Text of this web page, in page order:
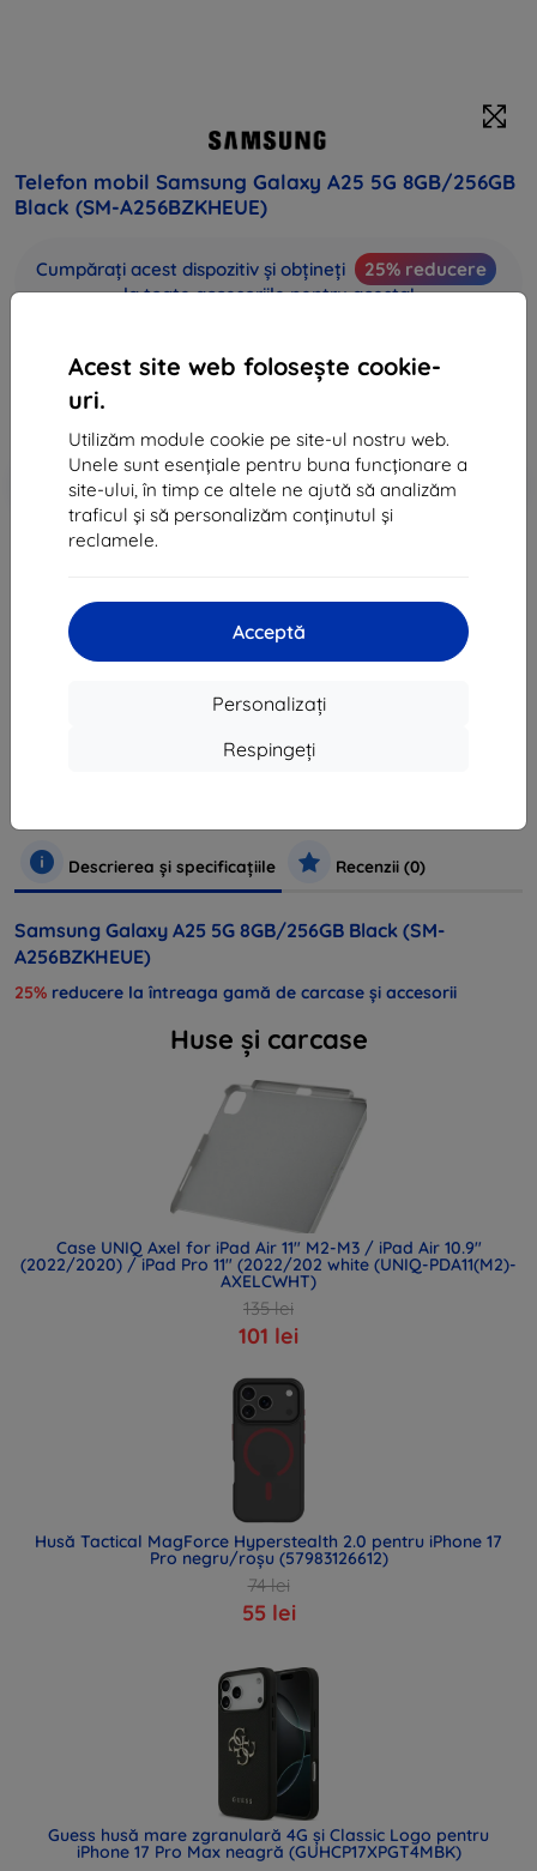
Acest site web folosește cookie-
uri.
Utilizăm module cookie pe site-ul nostru web.
Unele sunt esențiale pentru buna funcționare a
site-ului, în timp ce altele ne ajută să analizăm
traficul și să personalizăm conținutul și
reclamele.
Acceptă
Personalizați
Respingeți
Telefon mobil Samsung Galaxy A25 5G 8GB/256GB
Black (SM-A256BZKHEUE)
Cumpărați acest dispozitiv și obțineți
25% reducere
la toate accesoriile pentru acesta!
1.944 lei
715 lei
-10% Reducere cu cupon EXTRA10 Adaugă în coș
sold out
Descrierea și specificațiile Recenzii (0)
Samsung Galaxy A25 5G 8GB/256GB Black (SM-
A256BZKHEUE)
25% reducere la întreaga gamă de carcase și accesorii
Huse și carcase
Case UNIQ Axel for iPad Air 11" M2-M3 / iPad Air 10.9"
(2022/2020) / iPad Pro 11" (2022/202 white (UNIQ-PDA11(M2)-
AXELCWHT)
135 lei
101 lei
Husă Tactical MagForce Hyperstealth 2.0 pentru iPhone 17
Pro negru/roșu (57983126612)
74 lei
55 lei
Guess husă mare zgranulară 4G și Classic Logo pentru
iPhone 17 Pro Max neagră (GUHCP17XPGT4MBK)